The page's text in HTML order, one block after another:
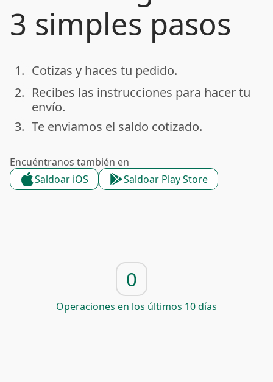
3 simples pasos
done
1. Cotizas y haces tu pedido.
done
2. Recibes las instrucciones para hacer tu
envío.
done
3. Te enviamos el saldo cotizado.
Encuéntranos también en
Saldoar iOS
Saldoar Play Store
0
Operaciones en los últimos 10 días